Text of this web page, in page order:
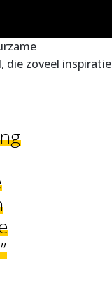
die zoveel inspiratie